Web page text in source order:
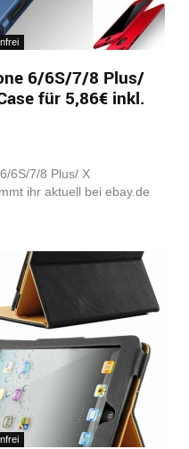
6/6S/7/8 Plus/
für 5,86€ inkl.
6S/7/8 Plus/ X
ihr aktuell bei ebay.de